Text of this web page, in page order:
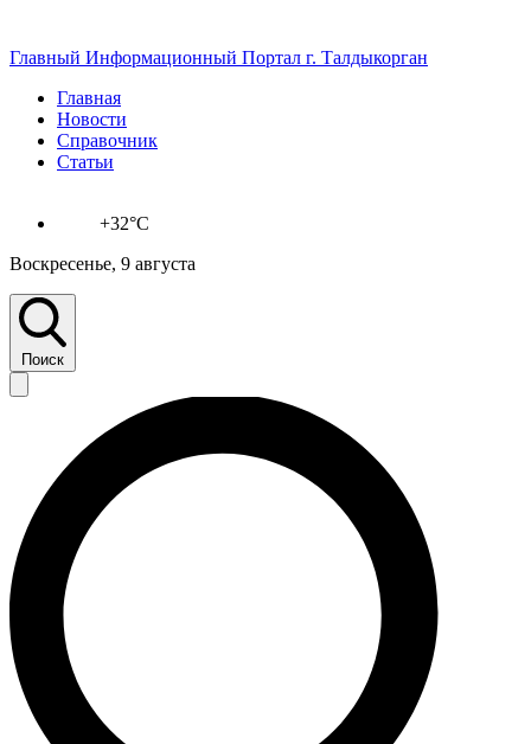
Главный Информационный Портал г. Талдыкорган
Главная
Новости
Справочник
Статьи
+32°C
Воскресенье, 9 августа
Поиск